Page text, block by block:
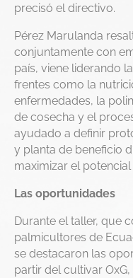
precisó el directivo.
Pérez Marulanda
conjuntamente con
país, viene liderando
frentes como la
enfermedades, la
de cosecha y el
ayudado a definir
y planta de beneficio
maximizar el
Las oportunidades
Durante el taller, que
palmicultores de
se destacaron las
partir del cultivar